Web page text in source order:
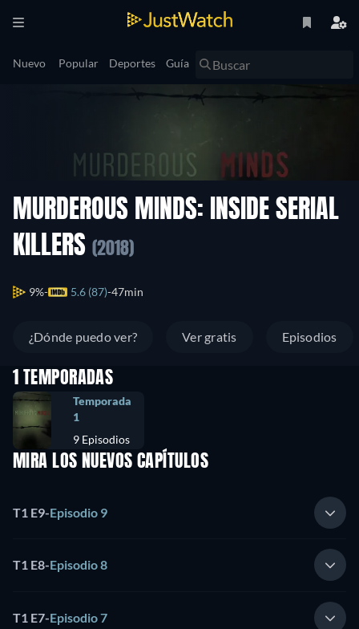
Nuevo Popular Deportes Guía
MURDEROUS MINDS: INSIDE SERIAL
KILLERS (2018)
9% 5.6 (87) 47min
¿Dónde puedo ver? Ver gratis Episodios
1 TEMPORADAS
Temporada
1
9 Episodios
MIRA LOS NUEVOS CAPÍTULOS
T1 E9-Episodio 9
T1 E8-Episodio 8
T1 E7-Episodio 7